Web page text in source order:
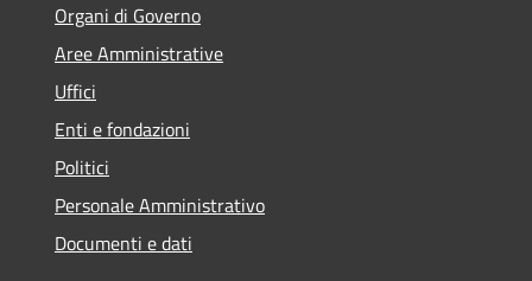
Organi di Governo
Aree Amministrative
Uffici
Enti e fondazioni
Politici
Personale Amministrativo
Documenti e dati